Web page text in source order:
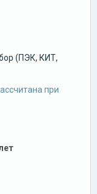
(ПЭК, КИТ,
при